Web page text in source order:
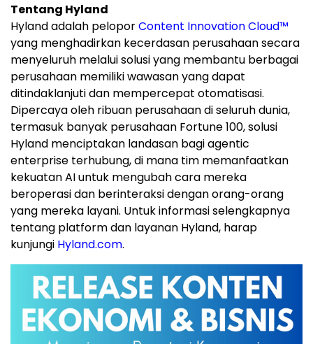
Tentang Hyland
Hyland adalah peloporContent Innovation Cloud™
yang menghadirkan kecerdasan perusahaan secara
menyeluruh melalui solusi yang membantu berbagai
perusahaan memiliki wawasan yang dapat
ditindaklanjuti dan mempercepat otomatisasi.
Dipercaya oleh ribuan perusahaan di seluruh dunia,
termasuk banyak perusahaan Fortune 100, solusi
Hyland menciptakan landasan bagi agentic
enterprise terhubung, di mana tim memanfaatkan
kekuatan AI untuk mengubah cara mereka
beroperasi dan berinteraksi dengan orang-orang
yang mereka layani. Untuk informasi selengkapnya
tentang platform dan layanan Hyland, harap
kunjungi Hyland.com.